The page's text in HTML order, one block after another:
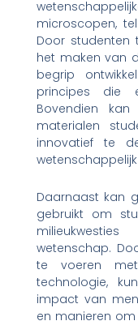
microscopen,
Door studenten
het maken van
begrip
principes die
Bovendien
materialen
innovatief te
Daarnaast kan
gebruikt om
wetenschap.
te voeren
technologie,
impact van
en manieren